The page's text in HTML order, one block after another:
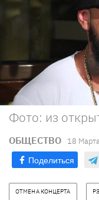
Фото: из
ОБЩЕСТВО 18
Поделиться
ОТМЕНА КОНЦЕРТА